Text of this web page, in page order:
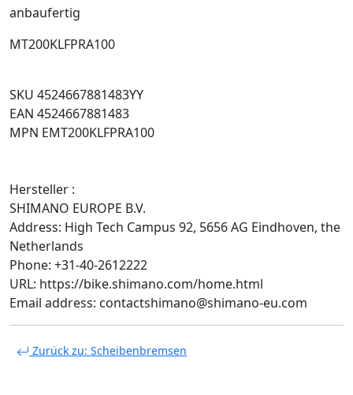
anbaufertig
MT200KLFPRA100
SKU 4524667881483YY
EAN 4524667881483
MPN EMT200KLFPRA100
Hersteller :
SHIMANO EUROPE B.V.
Address: High Tech Campus 92, 5656 AG Eindhoven, the
Netherlands
Phone: +31-40-2612222
URL: https://bike.shimano.com/home.html
Email address: contactshimano@shimano-eu.com
Zurück zu: Scheibenbremsen